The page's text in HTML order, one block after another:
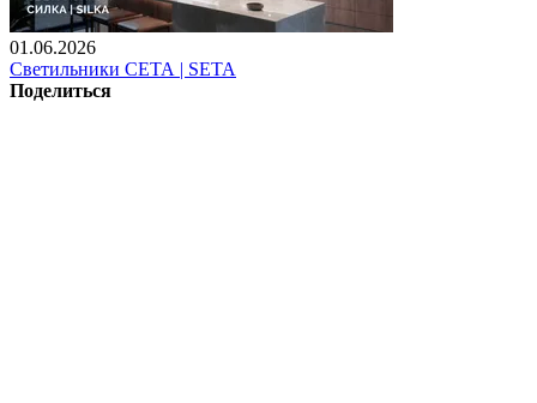
01.06.2026
Светильники СЕТА | SETA
Поделиться